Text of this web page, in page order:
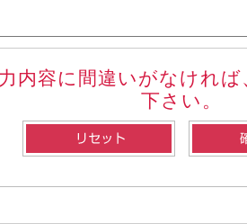
力内容に間違いがなけれ
下さい。